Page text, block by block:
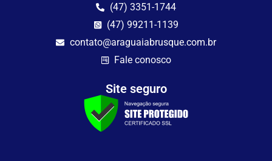
(47) 3351-1744
(47) 99211-1139
contato@araguaiabrusque.com.br
Fale conosco
Site seguro